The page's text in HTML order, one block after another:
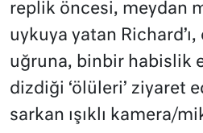
replik öncesi, meydan
uykuya yatan
uğruna, binbir habislik
dizdiği ‘ölüleri’ ziyaret
sarkan ışıklı kamera/